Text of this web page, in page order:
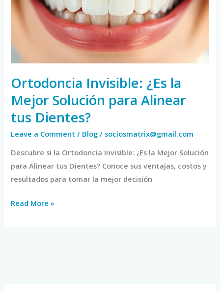
Ortodoncia Invisible: ¿Es la
Mejor Solución para Alinear
tus Dientes?
Leave a Comment / Blog / sociosmatrix@gmail.com
Descubre si la Ortodoncia Invisible: ¿Es la Mejor Solución
para Alinear tus Dientes? Conoce sus ventajas, costos y
resultados para tomar la mejor decisión
Mejor
Solución
Alinear
tus
Read More »